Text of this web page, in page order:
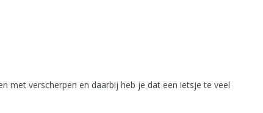
met verscherpen en daarbij heb je dat een ietsje te veel